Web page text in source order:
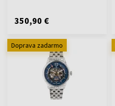
350,90 €
Doprava zadarmo